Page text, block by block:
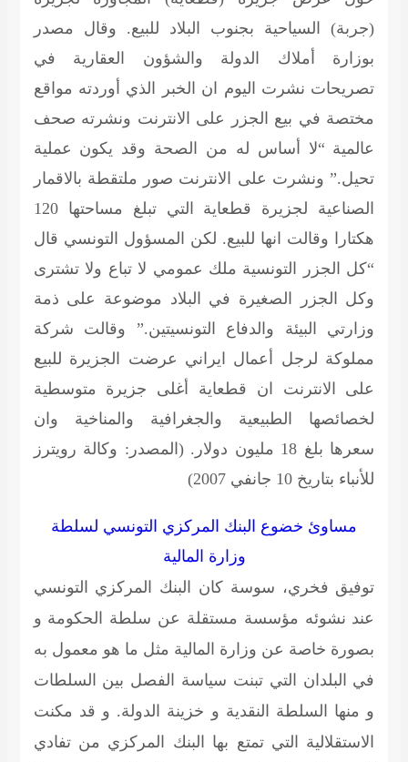
(جربة) السياحية بجنوب البلاد للبيع. وقال مصدر
بوزارة أملاك الدولة والشؤون العقارية في
تصريحات نشرت اليوم ان الخبر الذي أوردته مواقع
مختصة في بيع الجزر على الانترنت ونشرته صحف
عالمية “لا أساس له من الصحة وقد يكون عملية
تحيل.” ونشرت على الانترنت صور ملتقطة بالاقمار
الصناعية لجزيرة قطعاية التي تبلغ مساحتها 120
هكتارا وقالت انها للبيع. لكن المسؤول التونسي قال
“كل الجزر التونسية ملك عمومي لا تباع ولا تشترى
وكل الجزر الصغيرة في البلاد موضوعة على ذمة
وزارتي البيئة والدفاع التونسيتين.” وقالت شركة
مملوكة لرجل أعمال ايراني عرضت الجزيرة للبيع
على الانترنت ان قطعاية أغلى جزيرة متوسطية
لخصائصها الطبيعية والجغرافية والمناخية وان
سعرها بلغ 18 مليون دولار.
(المصدر: وكالة رويترز
للأنباء بتاريخ 10 جانفي 2007)
مساوئ خضوع البنك المركزي التونسي لسلطة
وزارة المالية
توفيق فخري، سوسة كان البنك المركزي التونسي
عند نشوئه مؤسسة مستقلة عن سلطة الحكومة و
بصورة خاصة عن وزارة المالية مثل ما هو معمول به
في البلدان التي تبنت سياسة الفصل بين السلطات
و منها السلطة النقدية و خزينة الدولة. و قد مكنت
الاستقلالية التي تمتع بها البنك المركزي من تفادي